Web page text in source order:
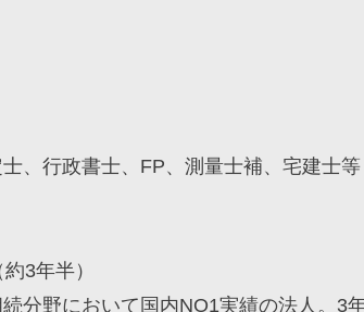
、行政書士、FP、測量士補、宅建士等
3年半）
分野において国内NO1実績の法人。3